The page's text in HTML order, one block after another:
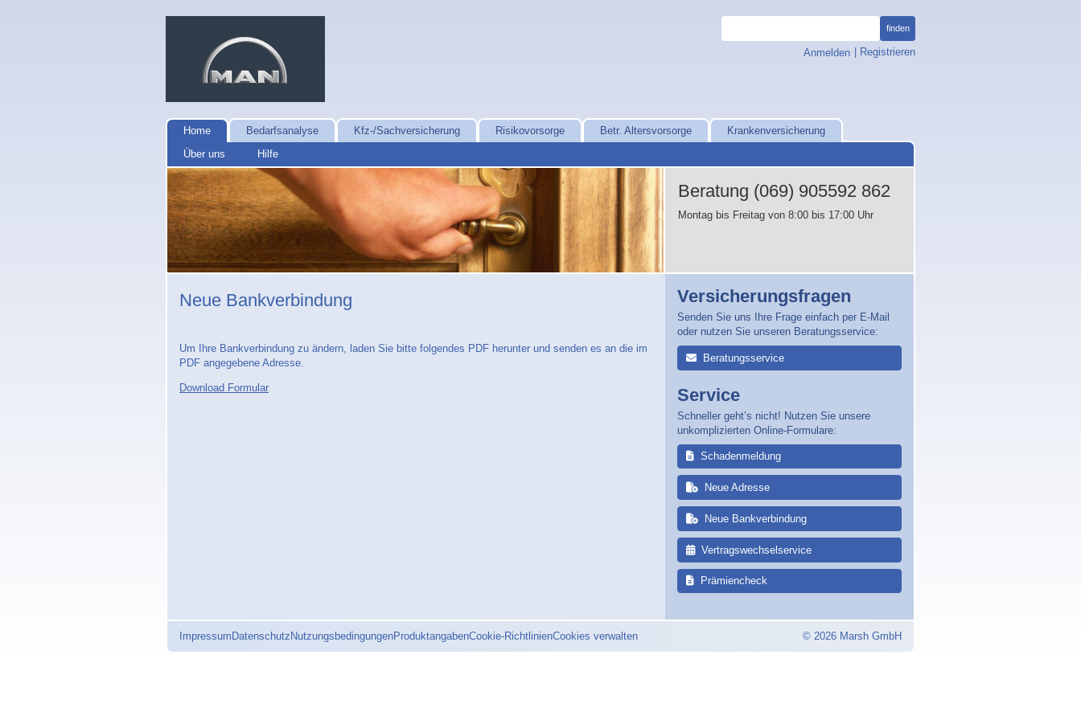
finden
Anmelden, öffnet Anmeldefenster
| Registrieren
Home
Über uns
Hilfe
Bedarfsanalyse Kfz-/Sachversicherung Risikovorsorge Betr. Altersvorsorge Krankenversicherung
Beratung (069) 905592 862
Montag bis Freitag von 8:00 bis 17:00 Uhr
Neue Bankverbindung
Um Ihre Bankverbindung zu ändern, laden Sie bitte folgendes PDF herunter und senden es an die im
PDF angegebene Adresse.
Download Formular
Versicherungsfragen
Senden Sie uns Ihre Frage einfach per E-Mail
oder nutzen Sie unseren Beratungsservice:
Beratungsservice
Service
Schneller geht’s nicht! Nutzen Sie unsere
unkomplizierten Online-Formulare:
Schadenmeldung
Neue Adresse
Neue Bankverbindung
Vertragswechselservice
Prämiencheck
Impressum Datenschutz NutzungsbedingungenProduktangabenCookie-RichtlinienCookies verwalten © 2026 Marsh GmbH